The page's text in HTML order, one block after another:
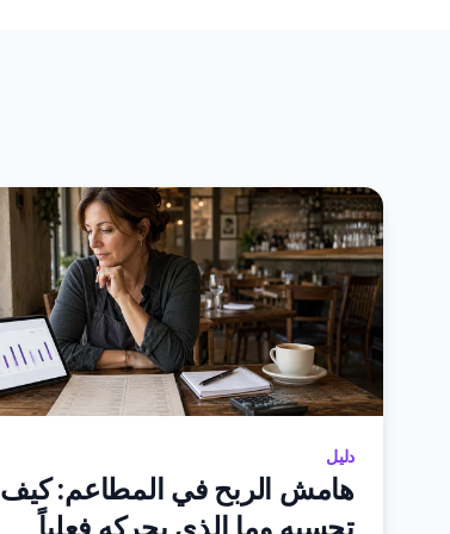
دليل
هامش الربح في المطاعم: كيف
تحسبه وما الذي يحركه فعلياً